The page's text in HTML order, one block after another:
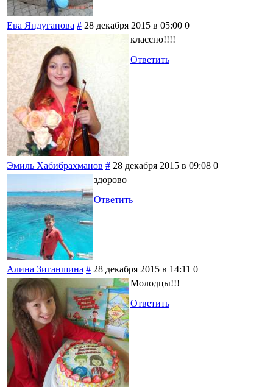
Ева Яндуганова # 28 декабря 2015 в 05:00 0
классно!!!!
Ответить
Эмиль Хабибрахманов # 28 декабря 2015 в 09:08 0
здорово
Ответить
Алина Зиганшина # 28 декабря 2015 в 14:11 0
Молодцы!!!
Ответить